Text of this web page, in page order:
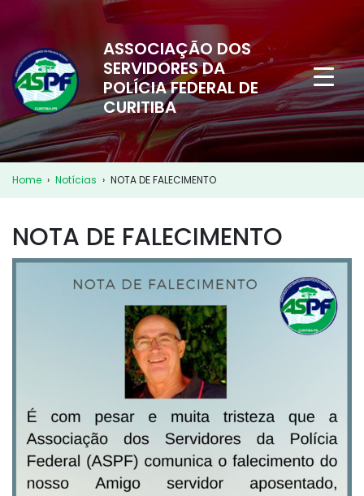
ASSOCIAÇÃO DOS
SERVIDORES DA
POLÍCIA FEDERAL DE
CURITIBA
Home › Notícias › NOTA DE FALECIMENTO
NOTA DE FALECIMENTO